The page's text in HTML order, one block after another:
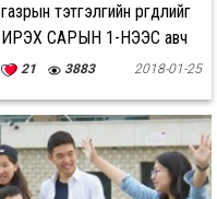
газрын тэтгэлгийн өргөдлийг
ИРЭХ САРЫН 1-НЭЭС авч
эхэлнэ
21 3883 2018-01-25